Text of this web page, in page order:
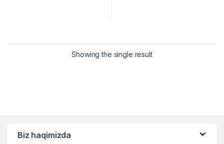
Showing the single result
Biz haqimizda